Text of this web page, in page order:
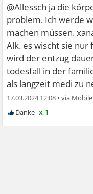
@Allessch ja die
problem. Ich werde
machen müssen.
Alk. es wischt sie
wird der entzug
todesfall in der
als langzeit medi zu
17.03.2024 12:08 •
x 1